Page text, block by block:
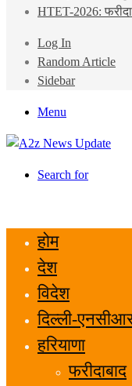
HTET-2026:
Log In
Random Article
Sidebar
Menu
Search for
होम
देश
विदेश
दिल्ली-
हरियाणा
फरीदाबाद